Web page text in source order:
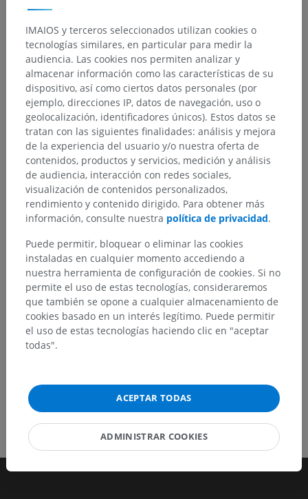
Anatomía comparada en humanos
Traducciones
¿Ha detectado un error?
No dude en sugerir una corrección, traducción o
mejora de contenido.
Reportar un error
DESCARGAR LA APLICACIÓN
IMAIOS y terceros seleccionados utilizan cookies o
tecnologías similares, en particular para medir la
audiencia. Las cookies nos permiten analizar y
almacenar información como las características de su
dispositivo, así como ciertos datos personales (por
ejemplo, direcciones IP, datos de navegación, uso o
geolocalización, identificadores únicos). Estos datos se
tratan con las siguientes finalidades: análisis y mejora
de la experiencia del usuario y/o nuestra oferta de
contenidos, productos y servicios, medición y análisis
de audiencia, interacción con redes sociales,
visualización de contenidos personalizados,
rendimiento y contenido dirigido. Para obtener más
información, consulte nuestra política de privacidad.
Puede permitir, bloquear o eliminar las cookies
instaladas en cualquier momento accediendo a
nuestra herramienta de configuración de cookies. Si no
permite el uso de estas tecnologías, consideraremos
que también se opone a cualquier almacenamiento de
cookies basado en un interés legítimo. Puede permitir
el uso de estas tecnologías haciendo clic en "aceptar
todas".
ACEPTAR TODAS
ADMINISTRAR COOKIES